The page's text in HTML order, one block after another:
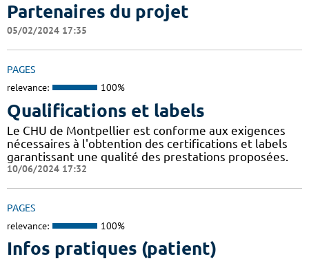
Partenaires du projet
05/02/2024 17:35
PAGES
relevance: 100%
Qualifications et labels
Le CHU de Montpellier est conforme aux exigences
nécessaires à l'obtention des certifications et labels
garantissant une qualité des prestations proposées.
10/06/2024 17:32
PAGES
relevance: 100%
Infos pratiques (patient)